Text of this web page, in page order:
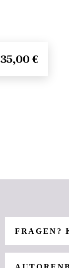
35,00 €
FRAGEN?